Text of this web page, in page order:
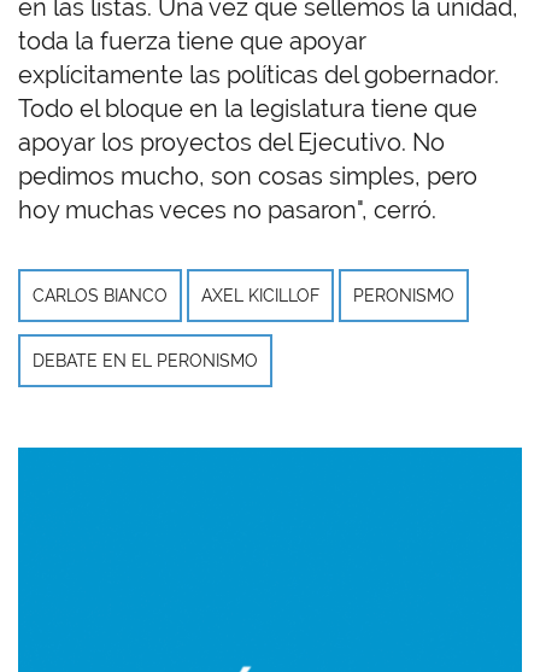
en las listas. Una vez que sellemos la unidad,
toda la fuerza tiene que apoyar
explícitamente las políticas del gobernador.
Todo el bloque en la legislatura tiene que
apoyar los proyectos del Ejecutivo. No
pedimos mucho, son cosas simples, pero
hoy muchas veces no pasaron", cerró.
CARLOS BIANCO AXEL KICILLOF PERONISMO
DEBATE EN EL PERONISMO